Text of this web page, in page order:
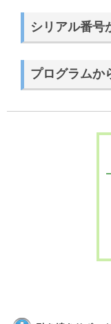
シリアル番号
プログラムか